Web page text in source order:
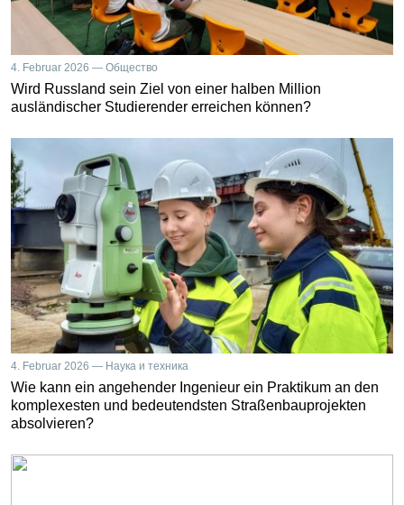
4. Februar 2026 — Общество
Wird Russland sein Ziel von einer halben Million
ausländischer Studierender erreichen können?
4. Februar 2026 — Наука и техника
Wie kann ein angehender Ingenieur ein Praktikum an den
komplexesten und bedeutendsten Straßenbauprojekten
absolvieren?